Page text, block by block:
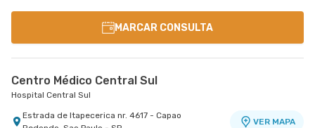
MARCAR CONSULTA
Centro Médico Central Sul
Hospital Central Sul
Estrada de Itapecerica nr. 4617 - Capao
VER MAPA